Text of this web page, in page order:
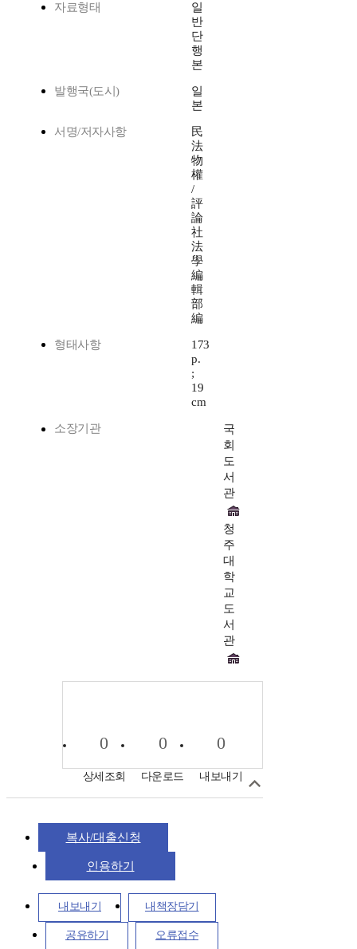
자료형태
일
반
단
행
본
발행국(도시)
일
본
서명/저자사항
民
法
物
權
/
評
論
社
法
學
編
輯
部
編
형태사항
173
p.
;
19
cm
소장기관
국
회
도
서
관
청
주
대
학
교
도
서
관
0
상세조회
0
다운로드
0
내보내기
복사/대출신청
인용하기
내보내기 내책장담기
공유하기 오류접수